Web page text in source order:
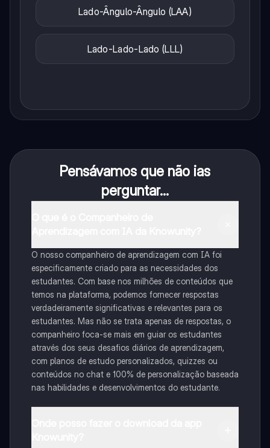
Lado-Ângulo-Ângulo (LAA)
Lado-Lado-Lado (LLL)
Pensávamos que não ias
perguntar...
O nosso companheiro de aprendizagem com IA foi
especificamente criado para as necessidades dos
estudantes. Com base nos milhões de conteúdos que
temos na plataforma, podemos fornecer respostas
verdadeiramente significativas e relevantes para os
estudantes. Mas não se trata apenas de respostas, o
companheiro foca-se mais em guiar os estudantes
através dos seus desafios diários de aprendizagem,
com planos de estudo personalizados, quizzes ou
conteúdos no chat e 100% de personalização baseada
nas habilidades e desenvolvimentos do estudante.